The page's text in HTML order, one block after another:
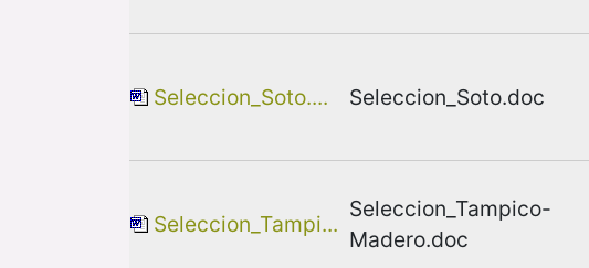
Seleccion_Soto.... Seleccion_Soto.doc
Seleccion_Tampi...
Seleccion_Tampico-
Madero.doc